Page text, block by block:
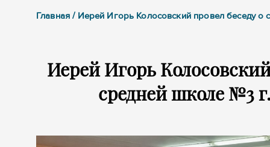
Главная / Иерей Игорь Колосовский провел беседу
Иерей Игорь
средней школе №3